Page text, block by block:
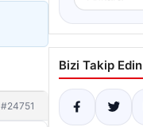
#24751
Bizi Takip Edin